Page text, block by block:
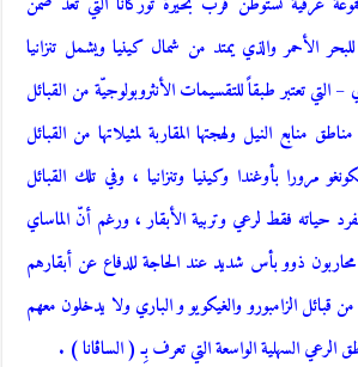
للبحر الأحمر والذي يمتد من شمال كينيا ويشمل تنزانيا
التي تعتبر طبقاً للتقسيمات الأنثروبولوجيّة من القبائل
منابع النيل ولهجتها المقاربة لمثيلاتها من القبائل
مرورا بأوغندا وكينيا وتنزانيا ، وفي تلك القبائل
حياته فقط لرعي وتربية الأبقار ، ورغم أنّ الماساي
محاربون ذوو بأس شديد عند الحاجة للدفاع عن أبقارهم
قبائل الزامبورو والغيكويو و الباري ولا يدخلون معهم
السهلية الواسعة التي تعرف بِـ ( الساڤانا ) .